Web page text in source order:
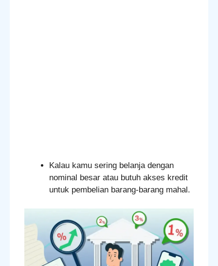
Kalau kamu sering belanja dengan
nominal besar atau butuh akses kredit
untuk pembelian barang-barang mahal.